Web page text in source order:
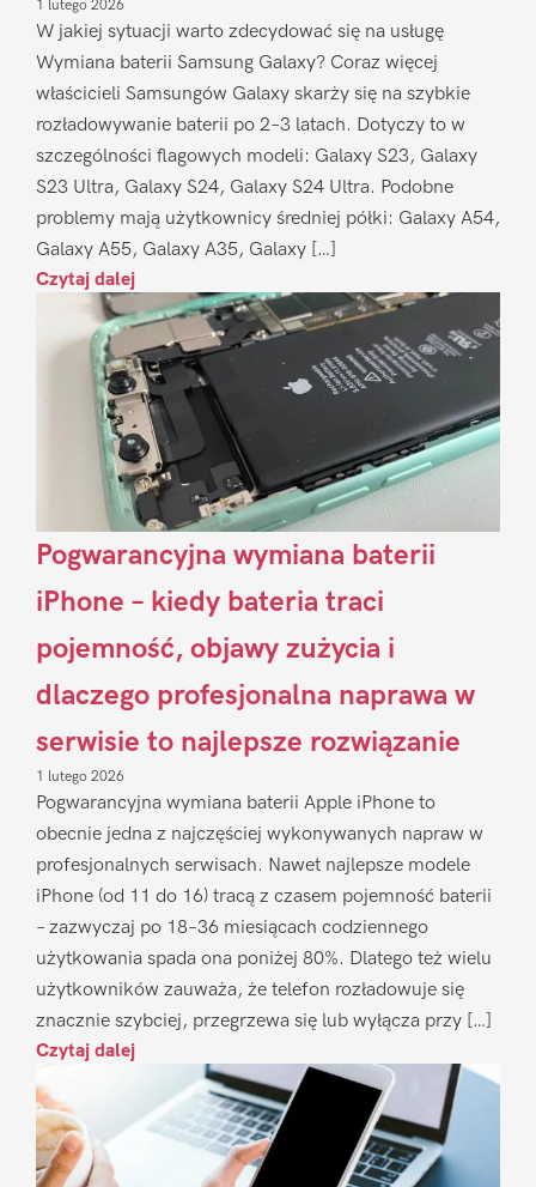
1 lutego 2026
W jakiej sytuacji warto zdecydować się na usługę
Wymiana baterii Samsung Galaxy? Coraz więcej
właścicieli Samsungów Galaxy skarży się na szybkie
rozładowywanie baterii po 2–3 latach. Dotyczy to w
szczególności flagowych modeli: Galaxy S23, Galaxy
S23 Ultra, Galaxy S24, Galaxy S24 Ultra. Podobne
problemy mają użytkownicy średniej półki: Galaxy A54,
Galaxy A55, Galaxy A35, Galaxy […]
Czytaj dalej
Pogwarancyjna wymiana baterii
iPhone – kiedy bateria traci
pojemność, objawy zużycia i
dlaczego profesjonalna naprawa w
serwisie to najlepsze rozwiązanie
1 lutego 2026
Pogwarancyjna wymiana baterii Apple iPhone to
obecnie jedna z najczęściej wykonywanych napraw w
profesjonalnych serwisach. Nawet najlepsze modele
iPhone (od 11 do 16) tracą z czasem pojemność baterii
– zazwyczaj po 18–36 miesiącach codziennego
użytkowania spada ona poniżej 80%. Dlatego też wielu
użytkowników zauważa, że telefon rozładowuje się
znacznie szybciej, przegrzewa się lub wyłącza przy […]
Czytaj dalej